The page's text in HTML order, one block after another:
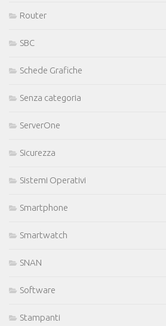
Router
SBC
Schede Grafiche
Senza categoria
ServerOne
Sicurezza
Sistemi Operativi
Smartphone
Smartwatch
SNAN
Software
Stampanti